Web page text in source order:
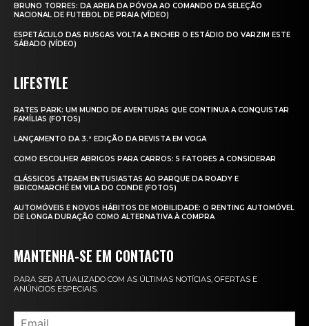
BRUNO TORRES: DA AREIA DA PÓVOA AO COMANDO DA SELEÇÃO
NACIONAL DE FUTEBOL DE PRAIA (VÍDEO)
ESPETÁCULO DAS RUSGAS VOLTA A ENCHER O ESTÁDIO DO VARZIM ESTE
SÁBADO (VÍDEO)
LIFESTYLE
RATES PARK: UM MUNDO DE AVENTURAS QUE CONTINUA A CONQUISTAR
FAMÍLIAS (FOTOS)
LANÇAMENTO DA 3.ª EDIÇÃO DA REVISTA EM VOGA
COMO ESCOLHER ABRIGOS PARA CARROS: 5 FATORES A CONSIDERAR
CLÁSSICOS ATRAEM ENTUSIASTAS AO PARQUE DA ROADY E
BRICOMARCHÉ EM VILA DO CONDE (FOTOS)
AUTOMÓVEIS E NOVOS HÁBITOS DE MOBILIDADE: O RENTING AUTOMÓVEL
DE LONGA DURAÇÃO COMO ALTERNATIVA À COMPRA
MANTENHA-SE EM CONTACTO
PARA SER ATUALIZADO COM AS ÚLTIMAS NOTÍCIAS, OFERTAS E
ANÚNCIOS ESPECIAIS.